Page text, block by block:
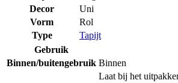
Decor
Uni
Vorm
Rol
Type
Tapijt
Gebruik
Binnen/buitengebruik Binnen
Laat bij het